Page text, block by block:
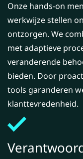
Onze hands-on
werkwijze stellen
ontzorgen. We
met adaptieve
veranderende
bieden. Door
tools garanderen
klanttevredenheid.